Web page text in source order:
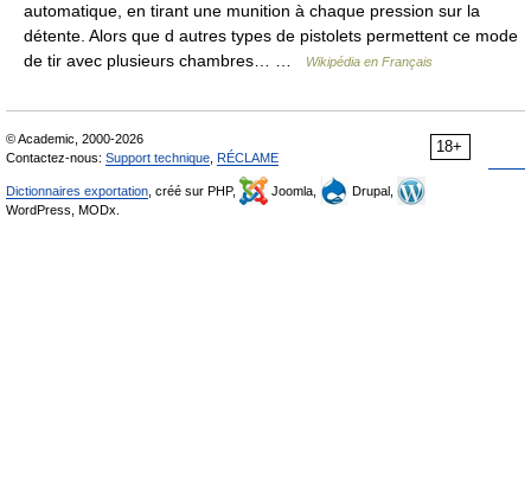
automatique, en tirant une munition à chaque pression sur la
détente. Alors que d autres types de pistolets permettent ce mode
de tir avec plusieurs chambres… …
Wikipédia en Français
18+
© Academic, 2000-2026
Contactez-nous: Support technique RÉCLAME
Dictionnaires exportation , créé sur PHP, Joomla,
Drupal,
WordPress, MODx.